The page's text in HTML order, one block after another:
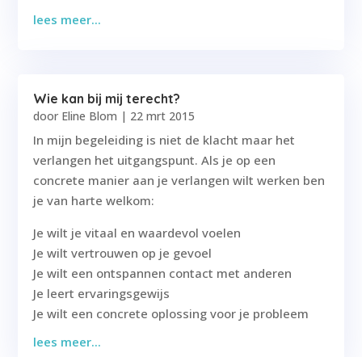
lees meer...
Wie kan bij mij terecht?
door Eline Blom | 22 mrt 2015
In mijn begeleiding is niet de klacht maar het
verlangen het uitgangspunt. Als je op een
concrete manier aan je verlangen wilt werken ben
je van harte welkom:
Je wilt je vitaal en waardevol voelen
Je wilt vertrouwen op je gevoel
Je wilt een ontspannen contact met anderen
Je leert ervaringsgewijs
Je wilt een concrete oplossing voor je probleem
lees meer...